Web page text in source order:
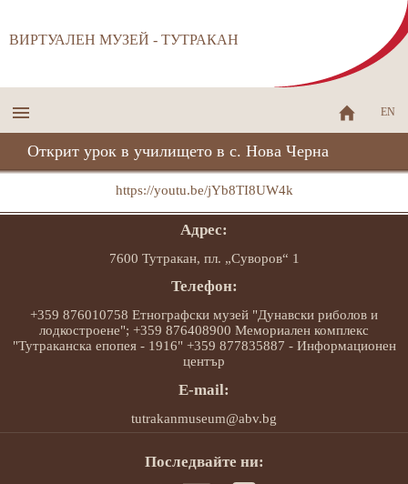
ВИРТУАЛЕН МУЗЕЙ - ТУТРАКАН
EN
Открит урок в училището в с. Нова Черна
https://youtu.be/jYb8TI8UW4k
Адрес:
7600 Тутракан, пл. „Суворов“ 1
Телефон:
+359 876010758 Етнографски музей "Дунавски риболов и
лодкостроене"; +359 876408900 Мемориален комплекс
"Тутраканска епопея - 1916" +359 877835887 - Информационен
център
E-mail:
tutrakanmuseum@abv.bg
Последвайте ни: